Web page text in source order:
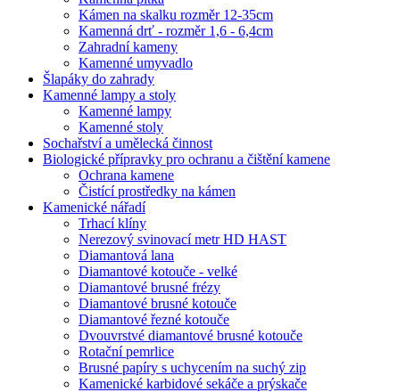
Kámen na skalku rozměr 12-35cm
Kamenná drť - rozměr 1,6 - 6,4cm
Zahradní kameny
Kamenné umyvadlo
Šlapáky do zahrady
Kamenné lampy a stoly
Kamenné lampy
Kamenné stoly
Sochařství a umělecká činnost
Biologické přípravky pro ochranu a čištění kamene
Ochrana kamene
Čistící prostředky na kámen
Kamenické nářadí
Trhací klíny
Nerezový svinovací metr HD HAST
Diamantová lana
Diamantové kotouče - velké
Diamantové brusné frézy
Diamantové brusné kotouče
Diamantové řezné kotouče
Dvouvrstvé diamantové brusné kotouče
Rotační pemrlice
Brusné papíry s uchycením na suchý zip
Kamenické karbidové sekáče a prýskače